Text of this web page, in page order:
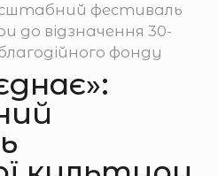
фестиваль
до відзначення 30-
фонду